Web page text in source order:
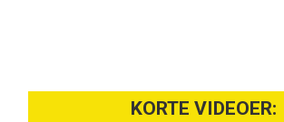
KORTE VIDEOER: